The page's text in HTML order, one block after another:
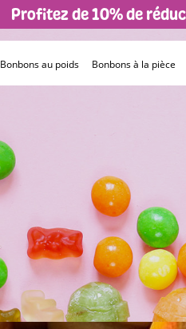
Profitez de 10% de
Bonbons au poids Bonbons à la pièce